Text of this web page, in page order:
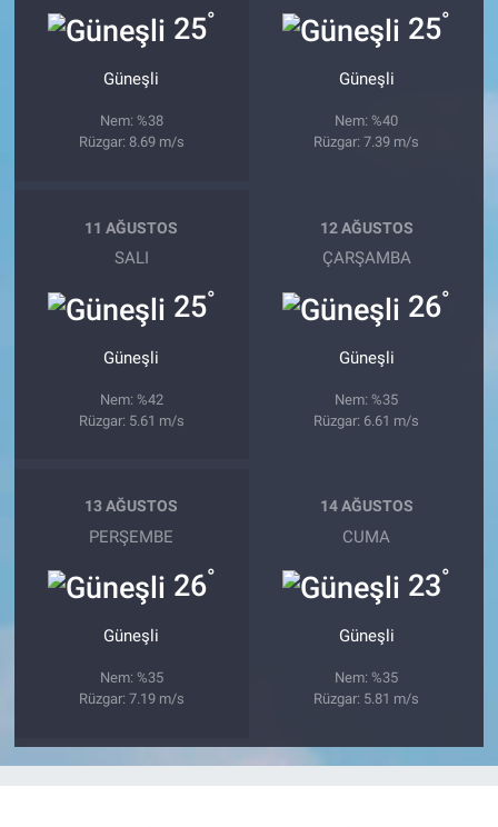
25°
Güneşli
Nem: %38
Rüzgar: 8.69 m/s
25°
Güneşli
Nem: %40
Rüzgar: 7.39 m/s
11 AĞUSTOS
SALI
25°
Güneşli
Nem: %42
Rüzgar: 5.61 m/s
12 AĞUSTOS
ÇARŞAMBA
26°
Güneşli
Nem: %35
Rüzgar: 6.61 m/s
13 AĞUSTOS
PERŞEMBE
26°
Güneşli
Nem: %35
Rüzgar: 7.19 m/s
14 AĞUSTOS
CUMA
23°
Güneşli
Nem: %35
Rüzgar: 5.81 m/s